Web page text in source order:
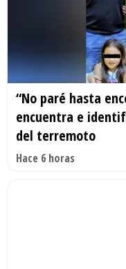
“No paré hasta
encuentra e
del terremoto
Hace 6 horas